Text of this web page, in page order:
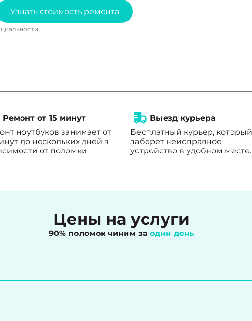
Узнать стоимость ремонта
Ремонт от 15 минут
ноутбуков занимает от
до нескольких дней в
от поломки
Выезд курьера
Бесплатный курьер, который
заберет неисправное
устройство в удобном месте.
Цены на услуги
90% поломок чиним заодин день